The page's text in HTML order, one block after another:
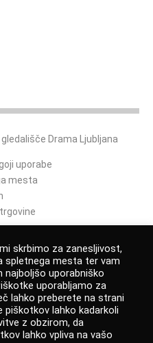
Drama Ljubljana
uporabe
mesta
podatkov
zaščiti prijaviteljev
skrbimo za zanesljivost,
spletnega mesta ter vam
najboljšo uporabniško
uporabljamo za
lahko preberete na strani
piškotkov lahko kadarkoli
z obzirom, da
lahko vpliva na vašo